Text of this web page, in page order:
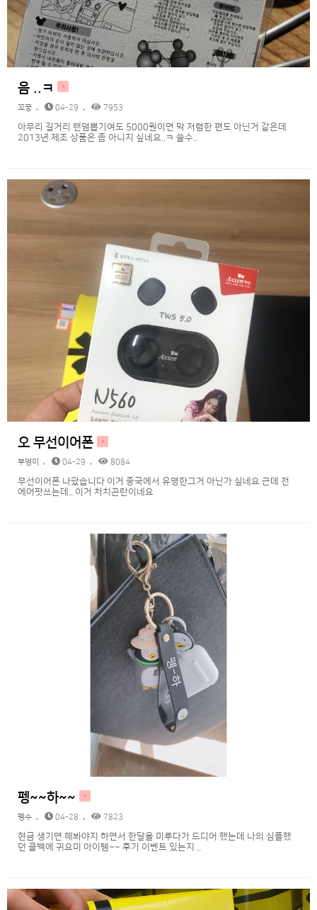
음 ..ㅋ H
꼬꿍 04-29 7953
아무리 길거리 랜덤뽑기여도 5000원이면 막 저렴한 편도 아닌거 같은데
2013년 제조 상품은 좀 아니지 싶네요..ㅋ 쓸수..
오 무선이어폰 H
부엉이 04-29 8084
무선이어폰 나왔습니다 이거 중국에서 유명한그거 아닌가 싶네요 근데 전
에어팟쓰는데.. 이거 처치곤란이네요
펭~~하~~ H
펭수 04-28 7823
현금 생기면 해봐야지 하면서 한달을 미루다가 드디어 했는데 나의 심플했
던 클백에 귀요미 아이템~~ 후기 이벤트 있는지 ..